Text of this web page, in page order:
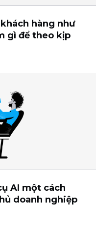
hàng như
gì để theo kịp
AI một cách
doanh nghiệp